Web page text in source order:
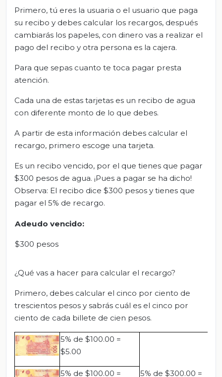
Primero, tú eres la usuaria o el usuario que paga
su recibo y debes calcular los recargos, después
cambiarás los papeles, con dinero vas a realizar el
pago del recibo y otra persona es la cajera.
Para que sepas cuanto te toca pagar presta
atención.
Cada una de estas tarjetas es un recibo de agua
con diferente monto de lo que debes.
A partir de esta información debes calcular el
recargo, primero escoge una tarjeta.
Es un recibo vencido, por el que tienes que pagar
$300 pesos de agua. ¡Pues a pagar se ha dicho!
Observa: El recibo dice $300 pesos y tienes que
pagar el 5% de recargo.
Adeudo vencido:
$300 pesos
¿Qué vas a hacer para calcular el recargo?
Primero, debes calcular el cinco por ciento de
trescientos pesos y sabrás cuál es el cinco por
ciento de cada billete de cien pesos.
5% de $100.00 =
$5.00
5% de $300.00 =
5% de $100.00 =